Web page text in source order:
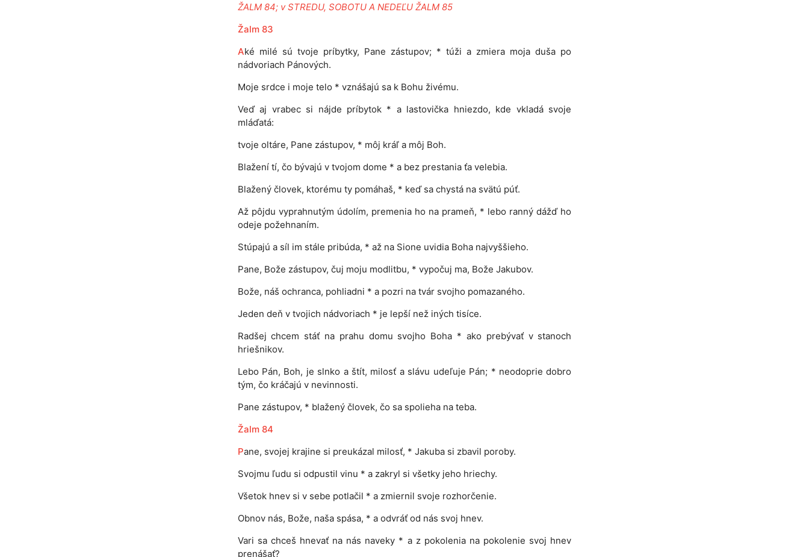
ŽALM 84; v STREDU, SOBOTU A NEDEĽU ŽALM 85
Žalm 83
Aké milé sú tvoje príbytky, Pane zástupov; * túži a zmiera moja duša po
nádvoriach Pánových.
Moje srdce i moje telo * vznášajú sa k Bohu živému.
Veď aj vrabec si nájde príbytok * a lastovička hniezdo, kde vkladá svoje
mláďatá:
tvoje oltáre, Pane zástupov, * môj kráľ a môj Boh.
Blažení tí, čo bývajú v tvojom dome * a bez prestania ťa velebia.
Blažený človek, ktorému ty pomáhaš, * keď sa chystá na svätú púť.
Až pôjdu vyprahnutým údolím, premenia ho na prameň, * lebo ranný dážď ho
odeje požehnaním.
Stúpajú a síl im stále pribúda, * až na Sione uvidia Boha najvyššieho.
Pane, Bože zástupov, čuj moju modlitbu, * vypočuj ma, Bože Jakubov.
Bože, náš ochranca, pohliadni * a pozri na tvár svojho pomazaného.
Jeden deň v tvojich nádvoriach * je lepší než iných tisíce.
Radšej chcem stáť na prahu domu svojho Boha * ako prebývať v stanoch
hriešnikov.
Lebo Pán, Boh, je slnko a štít, milosť a slávu udeľuje Pán; * neodoprie dobro
tým, čo kráčajú v nevinnosti.
Pane zástupov, * blažený človek, čo sa spolieha na teba.
Žalm 84
Pane, svojej krajine si preukázal milosť, * Jakuba si zbavil poroby.
Svojmu ľudu si odpustil vinu * a zakryl si všetky jeho hriechy.
Všetok hnev si v sebe potlačil * a zmiernil svoje rozhorčenie.
Obnov nás, Bože, naša spása, * a odvráť od nás svoj hnev.
Vari sa chceš hnevať na nás naveky * a z pokolenia na pokolenie svoj hnev
prenášať?